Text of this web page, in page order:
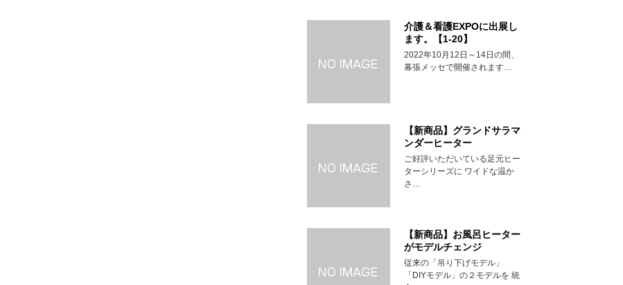
介護＆看護EXPOに出展し
ます。【1-20】
2022年10月12日～14日の間、
幕張メッセで開催されます…
【新商品】グランドサラマ
ンダーヒーター
ご好評いただいている足元ヒー
ターシリーズに ワイドな温か
さ…
【新商品】お風呂ヒーター
がモデルチェンジ
従来の「吊り下げモデル」
「DIYモデル」の２モデルを 統